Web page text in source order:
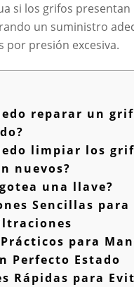
si los grifos
un suministro
por presión excesiva.
reparar un
limpiar los
nuevos?
una llave?
Sencillas para
para
Perfecto Estado
Rápidas para